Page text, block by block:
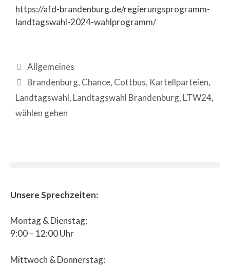
https://afd-brandenburg.de/regierungsprogramm-
landtagswahl-2024-wahlprogramm/
Allgemeines
Brandenburg, Chance, Cottbus, Kartellparteien,
Landtagswahl, Landtagswahl Brandenburg, LTW24,
wählen gehen
Unsere Sprechzeiten:
Montag & Dienstag:
9:00 – 12:00 Uhr
Mittwoch & Donnerstag: